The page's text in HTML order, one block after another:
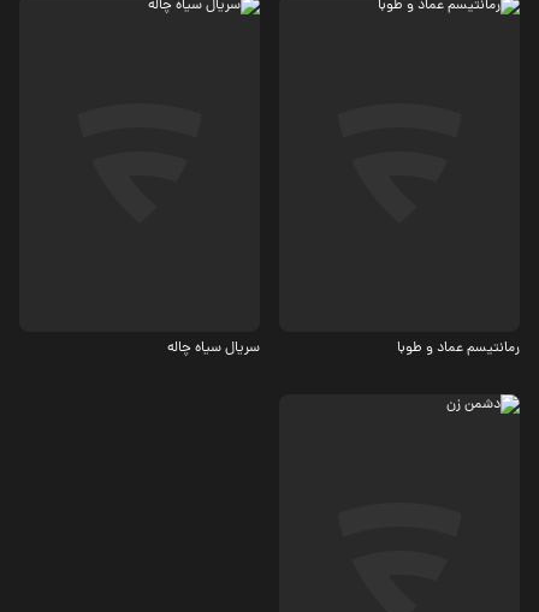
رمانتیسم عماد و طوبا سریال سیاه چاله